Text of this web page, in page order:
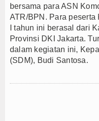
bersama para ASN
ATR/BPN. Para peserta
I tahun ini berasal dari
Provinsi DKI Jakarta.
dalam kegiatan ini,
(SDM), Budi Santosa.